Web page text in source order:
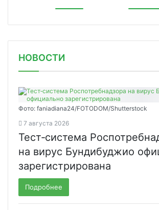
НОВОСТИ
Фото: faniadiana24/FOTODOM/Shutterstock
7 августа 2026
Тест‑система
на вирус Бундибуджио
зарегистрирована
Подробнее